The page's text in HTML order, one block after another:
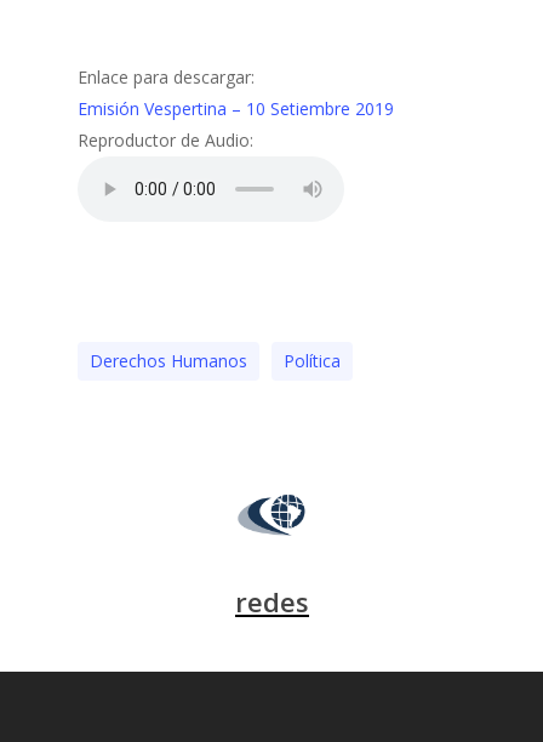
Enlace para descargar:
Emisión Vespertina – 10 Setiembre 2019
Reproductor de Audio:
Derechos Humanos Polí­tica
redes